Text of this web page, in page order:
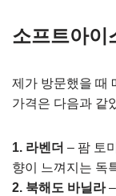
소프트아이
제가 방문했을 때
가격은 다음과 같
1. 라벤더 – 팜 토
향이 느껴지는 독
2. 북해도 바닐라–